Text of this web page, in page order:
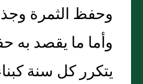
وحفظ الثمرة
وأما ما يقصد به
يتكرر كل سنة